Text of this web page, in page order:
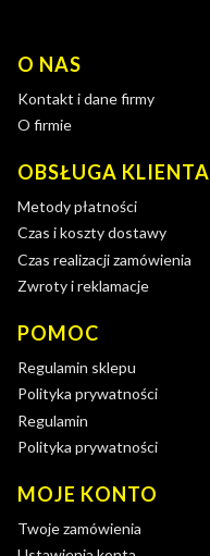
Linki w stopce
O NAS
Kontakt i dane firmy
O firmie
OBSŁUGA KLIENTA
Metody płatności
Czas i koszty dostawy
Czas realizacji zamówienia
Zwroty i reklamacje
POMOC
Regulamin sklepu
Polityka prywatności
Regulamin
Polityka prywatności
MOJE KONTO
Twoje zamówienia